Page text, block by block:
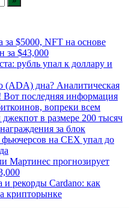
за $5000, NFT на основе
за $43,000
рубль упал к доллару и
(ADA) дна? Аналитическая
Вот последняя информация
вопреки всем
в размере 200 тысяч
за блок
на CEX упал до
Мартинес прогнозирует
и рекорды Cardano: как
крипторынке